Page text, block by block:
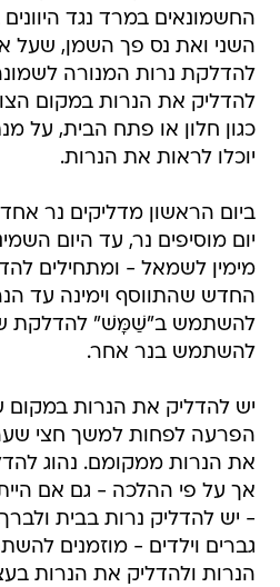
החשמונאים במרד נגד
השני ואת נס פך השמן, שעל
להדלקת נרות המנורה
להדליק את הנרות במקום
כגון חלון או פתח הבית, על
יוכלו לראות את הנרות.
ביום הראשון מדליקים נר
יום מוסיפים נר, עד היום
מימין לשמאל - ומתחילים
החדש שהתווסף וימינה עד
להשתמש ב"שַׁמָּשׁ" להדלקת
להשתמש בנר אחר.
יש להדליק את הנרות במקום
הפרעה לפחות למשך חצי שעה.
את הנרות ממקומם. נהוג
אך על פי ההלכה - גם אם
- יש להדליק נרות בבית
גברים וילדים - מוזמנים
הנרות ולהדליק את הנרות